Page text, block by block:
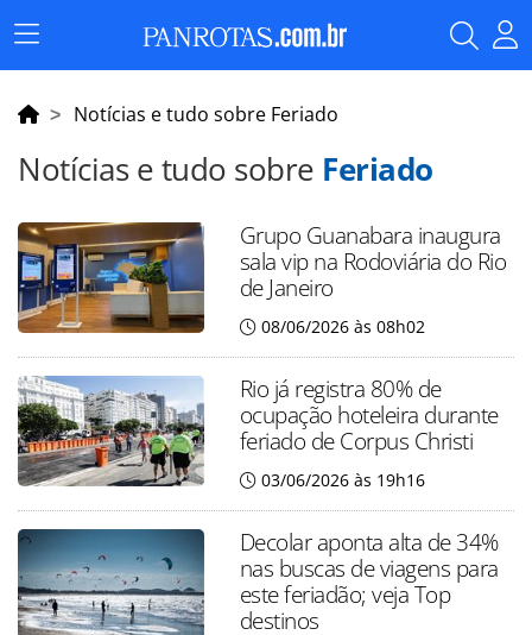
Menu
Principal
Notícias e tudo sobre Feriado
Notícias e tudo sobre Feriado
Grupo Guanabara inaugura
sala vip na Rodoviária do Rio
de Janeiro
08/06/2026 às 08h02
Rio já registra 80% de
ocupação hoteleira durante
feriado de Corpus Christi
03/06/2026 às 19h16
Decolar aponta alta de 34%
nas buscas de viagens para
este feriadão; veja Top
destinos